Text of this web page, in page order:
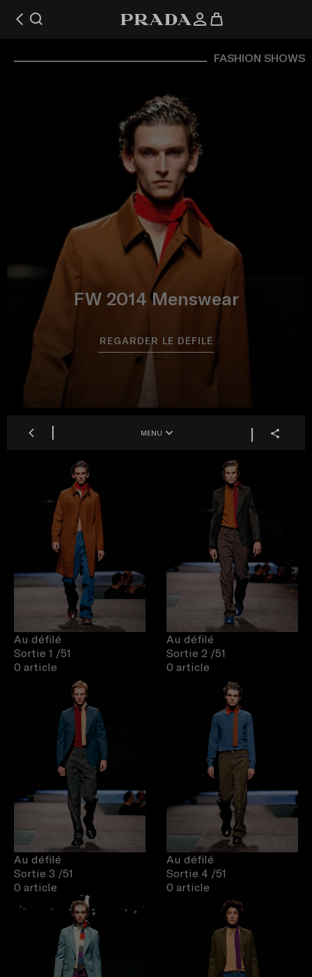
FASHION SHOWS
FW 2014 Menswear
REGARDER LE DÉFILÉ
MENU
Au défilé
Sortie 1 /51
0 article
Au défilé
Sortie 2 /51
0 article
Au défilé
Sortie 3 /51
0 article
Au défilé
Sortie 4 /51
0 article